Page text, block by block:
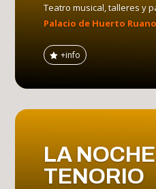
Teatro musical, talleres y
Palacio de Huerto Ruano
+info
LA
TENORIO